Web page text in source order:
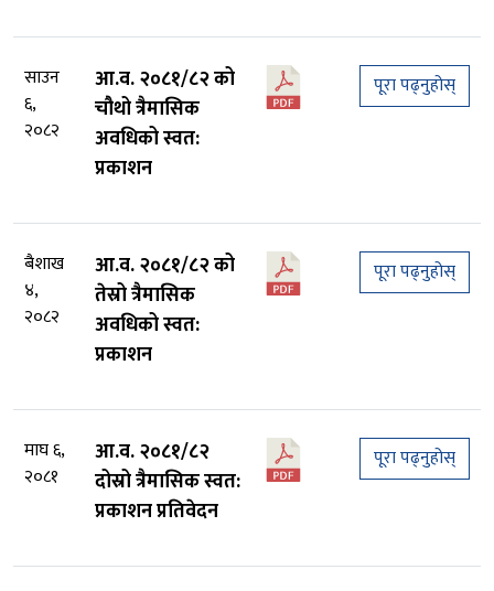
साउन
६,
२०८२
आ.व. २०८१/८२ को
चौथो त्रैमासिक
अवधिको स्वत:
प्रकाशन
पूरा पढ्नुहोस्
बैशाख
४,
२०८२
आ.व. २०८१/८२ को
तेस्रो त्रैमासिक
अवधिको स्वत:
प्रकाशन
पूरा पढ्नुहोस्
माघ ६,
२०८१
आ.व. २०८१/८२
दोस्रो त्रैमासिक स्वत:
प्रकाशन प्रतिवेदन
पूरा पढ्नुहोस्